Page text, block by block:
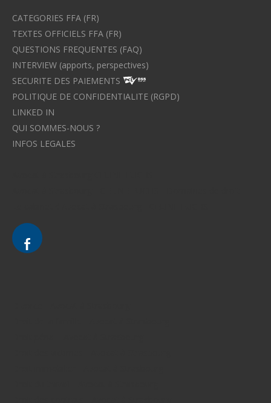
CATEGORIES FFA (FR)
TEXTES OFFICIELS FFA (FR)
QUESTIONS FREQUENTES (FAQ)
INTERVIEW (apports, perspectives)
SECURITE DES PAIEMENTS
POLITIQUE DE CONFIDENTIALITE (RGPD)
LINKED IN
QUI SOMMES-NOUS ?
INFOS LEGALES